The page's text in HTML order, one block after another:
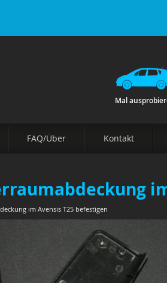
Mal
FAQ/Über Kontakt
im Avensis T25 befestigen